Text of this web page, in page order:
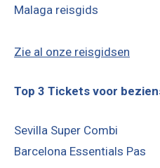
Malaga reisgids
Zie al onze reisgidsen
Top 3 Tickets voor
Sevilla Super Combi
Barcelona Essentials Pas